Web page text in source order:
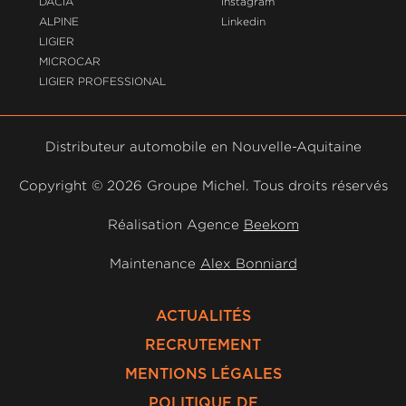
ALPINE
LIGIER
MICROCAR
LIGIER PROFESSIONAL
Linkedin
Distributeur automobile en Nouvelle-Aquitaine
Copyright © 2026 Groupe Michel. Tous droits réservés
Réalisation Agence Beekom
Maintenance Alex Bonniard
ACTUALITÉS
RECRUTEMENT
MENTIONS LÉGALES